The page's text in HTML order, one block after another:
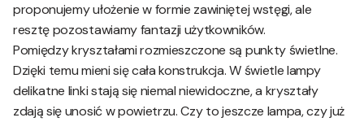
proponujemy ułożenie w formie zawiniętej wstęgi, ale
resztę pozostawiamy fantazji użytkowników.
Pomiędzy kryształami rozmieszczone są punkty świetlne.
Dzięki temu mieni się cała konstrukcja. W świetle lampy
delikatne linki stają się niemal niewidoczne, a kryształy
zdają się unosić w powietrzu. Czy to jeszcze lampa, czy już